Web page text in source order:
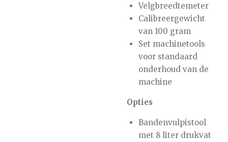
Velgbreedtemeter
Calibreergewicht
van 100 gram
Set machinetools
voor standaard
onderhoud van de
machine
Opties
Bandenvulpistool
met 8 liter drukvat